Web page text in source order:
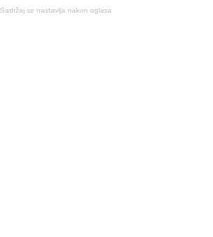
Sadržaj se nastavlja nakon oglasa